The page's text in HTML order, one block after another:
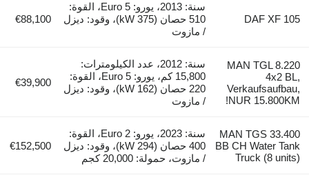
DAF XF 105
سنة: 2013، يورو: Euro 5، القوة:
510 حصان (375 kW)، وقود: ديزل
/ مازوت
€88,100
MAN TGL 8.220
4x2 BL,
Verkaufsaufbau,
NUR 15.800KM!
سنة: 2012، عدد الكيلومترات:
15,800 كم، يورو: Euro 5، القوة:
220 حصان (162 kW)، وقود: ديزل
/ مازوت
€39,900
MAN TGS 33.400
BB CH Water Tank
Truck (8 units)
سنة: 2023، يورو: Euro 2، القوة:
400 حصان (294 kW)، وقود: ديزل
/ مازوت، حمولة: 20,000 كجم
€152,500